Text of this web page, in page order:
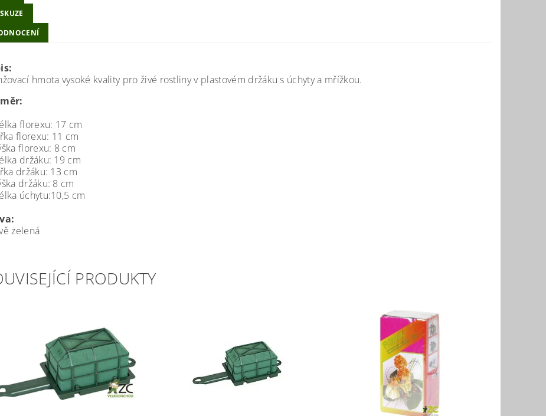
hmota vysoké kvality pro živé rostliny v plastovém držáku s úchyty a mřížkou.
florexu: 17 cm
florexu: 11 cm
florexu: 8 cm
držáku: 19 cm
držáku: 13 cm
držáku: 8 cm
úchytu:10,5 cm
zelená
PRODUKTY